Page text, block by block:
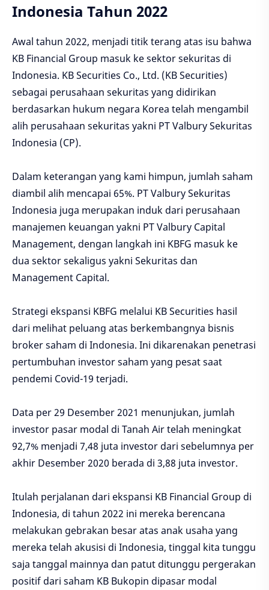
Indonesia Tahun 2022
Awal tahun 2022, menjadi titik terang atas isu bahwa
KB Financial Group masuk ke sektor sekuritas di
Indonesia. KB Securities Co., Ltd. (KB Securities)
sebagai perusahaan sekuritas yang didirikan
berdasarkan hukum negara Korea telah mengambil
alih perusahaan sekuritas yakni PT Valbury Sekuritas
Indonesia (CP).
Dalam keterangan yang kami himpun, jumlah saham
diambil alih mencapai 65%. PT Valbury Sekuritas
Indonesia juga merupakan induk dari perusahaan
manajemen keuangan yakni PT Valbury Capital
Management, dengan langkah ini KBFG masuk ke
dua sektor sekaligus yakni Sekuritas dan
Management Capital.
Strategi ekspansi KBFG melalui KB Securities hasil
dari melihat peluang atas berkembangnya bisnis
broker saham di Indonesia. Ini dikarenakan penetrasi
pertumbuhan investor saham yang pesat saat
pendemi Covid-19 terjadi.
Data per 29 Desember 2021 menunjukan, jumlah
investor pasar modal di Tanah Air telah meningkat
92,7% menjadi 7,48 juta investor dari sebelumnya per
akhir Desember 2020 berada di 3,88 juta investor.
Itulah perjalanan dari ekspansi KB Financial Group di
Indonesia, di tahun 2022 ini mereka berencana
melakukan gebrakan besar atas anak usaha yang
mereka telah akusisi di Indonesia, tinggal kita tunggu
saja tanggal mainnya dan patut ditunggu pergerakan
positif dari saham KB Bukopin dipasar modal